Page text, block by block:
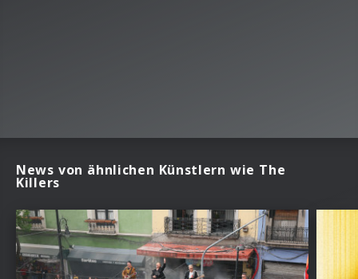
News von ähnlichen Künstlern wie The
Killers